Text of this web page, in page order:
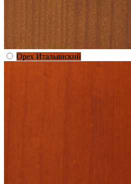
Орех Итальянский